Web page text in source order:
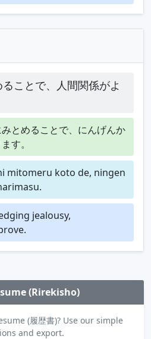
ことで、人間関係がよ
とめることで、にんげんか
す。
mitomeru koto de, ningen
jealousy,
(Rirekisho)
(履歴書)? Use our simple
and export.